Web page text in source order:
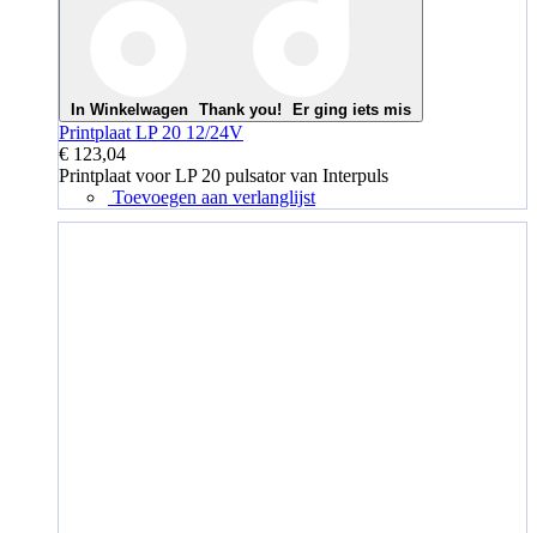
In Winkelwagen Thank you! Er ging iets mis
Printplaat LP 20 12/24V
€ 123,04
Printplaat voor LP 20 pulsator van Interpuls
Toevoegen aan verlanglijst